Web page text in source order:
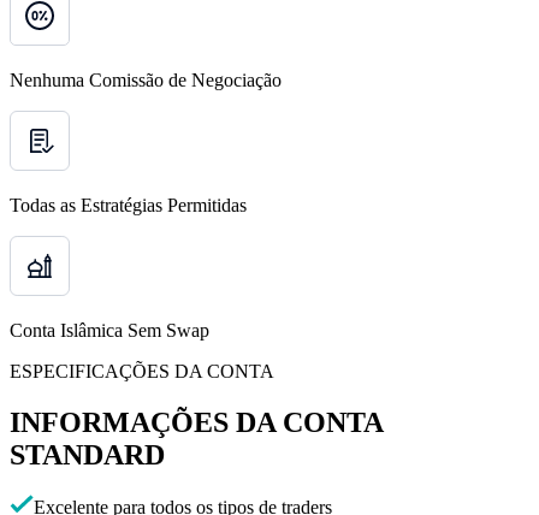
Nenhuma Comissão de Negociação
Todas as Estratégias Permitidas
Conta Islâmica Sem Swap
ESPECIFICAÇÕES DA CONTA
INFORMAÇÕES DA CONTA
STANDARD
Excelente para todos os tipos de traders